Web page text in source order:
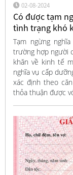
02-08-2024
Có được tạm
tình trạng khó
Tạm ngừng
trường hợp người
khăn về kinh tế
nghĩa vụ cấp
xác định theo
thỏa thuận được